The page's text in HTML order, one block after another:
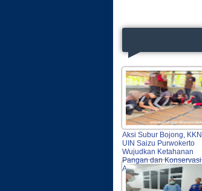
Aksi Subur Bojong, KKN
UIN Saizu Purwokerto
Wujudkan Ketahanan
Pangan dan Konservasi
Air Di Pangandaran